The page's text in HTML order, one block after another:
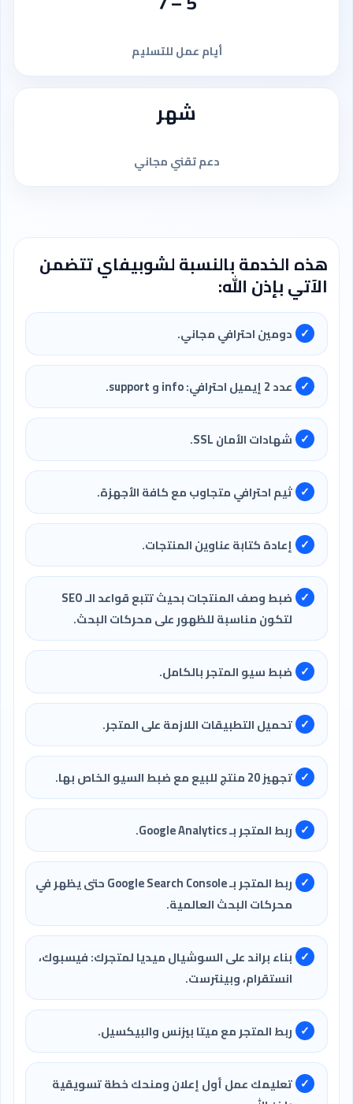
أيام عمل للتسليم
شهر
دعم تقني مجاني
هذه الخدمة بالنسبة لشوبيفاي تتضمن
الآتي بإذن الله:
دومين احترافي مجاني.
عدد 2 إيميل احترافي: info و support.
شهادات الأمان SSL.
ثيم احترافي متجاوب مع كافة الأجهزة.
إعادة كتابة عناوين المنتجات.
ضبط وصف المنتجات بحيث تتبع قواعد الـ SEO
لتكون مناسبة للظهور على محركات البحث.
ضبط سيو المتجر بالكامل.
تحميل التطبيقات اللازمة على المتجر.
تجهيز 20 منتج للبيع مع ضبط السيو الخاص بها.
ربط المتجر بـ Google Analytics.
ربط المتجر بـ Google Search Console حتى يظهر في
محركات البحث العالمية.
بناء براند على السوشيال ميديا لمتجرك: فيسبوك،
انستقرام، وبينترست.
ربط المتجر مع ميتا بيزنس والبيكسيل.
تعليمك عمل أول إعلان ومنحك خطة تسويقية